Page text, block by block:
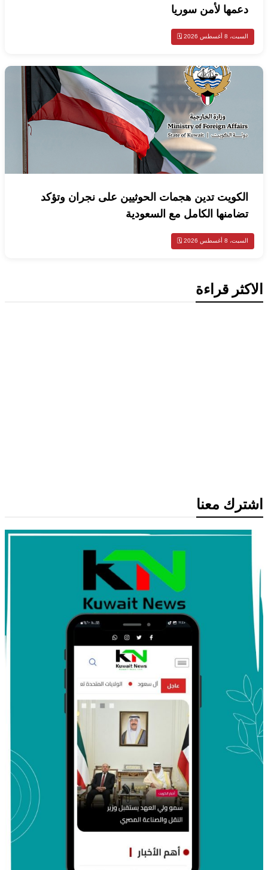
دعمها لأمن سوريا
السبت، 8 أغسطس 2026 🗓️
الكويت تدين هجمات الحوثيين على نجران وتؤكد
تضامنها الكامل مع السعودية
السبت، 8 أغسطس 2026 🗓️
الاكثر قراءة
اشترك معنا